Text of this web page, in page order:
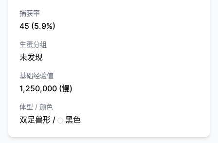
捕获率
45 (5.9%)
生蛋分组
未发现
基础经验值
1,250,000 (慢)
体型 / 颜色
双足兽形 / 黑色